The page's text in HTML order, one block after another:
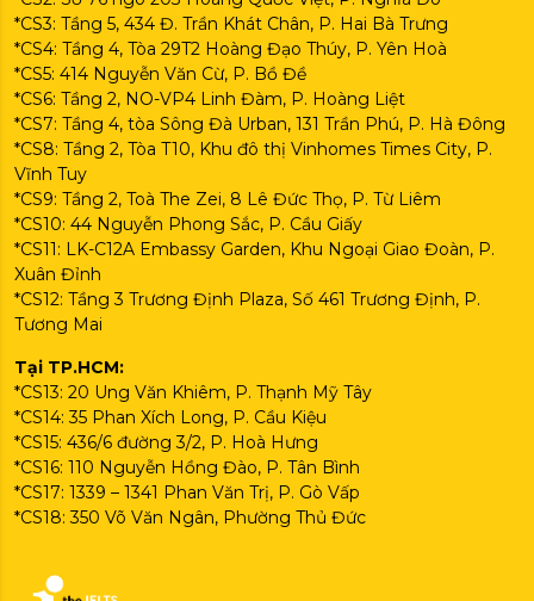
*CS3: Tầng 5, 434 Đ. Trần Khát Chân, P. Hai Bà Trưng
*CS4: Tầng 4, Tòa 29T2 Hoàng Đạo Thúy, P. Yên Hoà
*CS5: 414 Nguyễn Văn Cừ, P. Bồ Đề
*CS6: Tầng 2, NO-VP4 Linh Đàm, P. Hoàng Liệt
*CS7: Tầng 4, tòa Sông Đà Urban, 131 Trần Phú, P. Hà Đông
*CS8: Tầng 2, Tòa T10, Khu đô thị Vinhomes Times City, P.
Vĩnh Tuy
*CS9: Tầng 2, Toà The Zei, 8 Lê Đức Thọ, P. Từ Liêm
*CS10: 44 Nguyễn Phong Sắc, P. Cầu Giấy
*CS11: LK-C12A Embassy Garden, Khu Ngoại Giao Đoàn, P.
Xuân Đỉnh
*CS12: Tầng 3 Trương Định Plaza, Số 461 Trương Định, P.
Tương Mai
Tại TP.HCM:
*CS13: 20 Ung Văn Khiêm, P. Thạnh Mỹ Tây
*CS14: 35 Phan Xích Long, P. Cầu Kiệu
*CS15: 436/6 đường 3/2, P. Hoà Hưng
*CS16: 110 Nguyễn Hồng Đào, P. Tân Bình
*CS17: 1339 – 1341 Phan Văn Trị, P. Gò Vấp
*CS18: 350 Võ Văn Ngân, Phường Thủ Đức